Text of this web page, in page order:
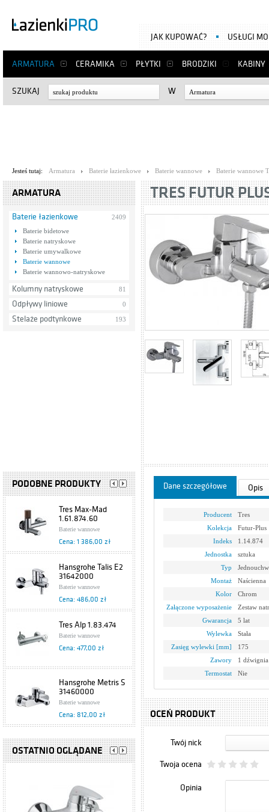
ARMATURA CERAMIKA PŁYTKI BRODZIKI KABINY
JAK KUPOWAĆ? USŁUGI
SZUKAJ W Armatura
Jesteś tutaj: Armatura Baterie łazienkowe Baterie wannowe Baterie wannowe
ARMATURA
Baterie łazienkowe
2409
Baterie bidetowe
Baterie natryskowe
Baterie umywalkowe
Baterie wannowe
Baterie wannowo-natryskowe
Kolumny natryskowe 81
Odpływy liniowe 0
Stelaże podtynkowe 193
PODOBNE PRODUKTY
Tres Max-Mad
1.61.874.60
Baterie wannowe
Cena: 1 386,00 zł
Hansgrohe Talis E2
31642000
Baterie wannowe
Cena: 486,00 zł
Tres Alp 1.83.474
Baterie wannowe
Cena: 477,00 zł
Hansgrohe Metris S
31460000
Baterie wannowe
Cena: 812,00 zł
Hansgrohe
Metropol E
14470090
Baterie wannowe
Tres Monoclasic
1900 1.42.170.02
OSTATNIO OGLĄDANE
TRES FUTUR
Dane szczegółowe Opis
Producent
Tres
Kolekcja
Futur-Plus
Indeks
1.14.874
Jednostka
sztuka
Typ
Montaż
Naścienna
Kolor
Chrom
Załączone wyposażenie
Zestaw
Gwarancja
5 lat
Wylewka
Stała
Zasięg wylewki [mm]
175
Zawory
1 dźwignia
Termostat
Nie
OCEŃ PRODUKT
Twój nick
Twoja ocena
Opinia